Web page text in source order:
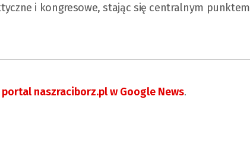
i kongresowe, stając się centralnym punktem
naszraciborz.pl w Google News.